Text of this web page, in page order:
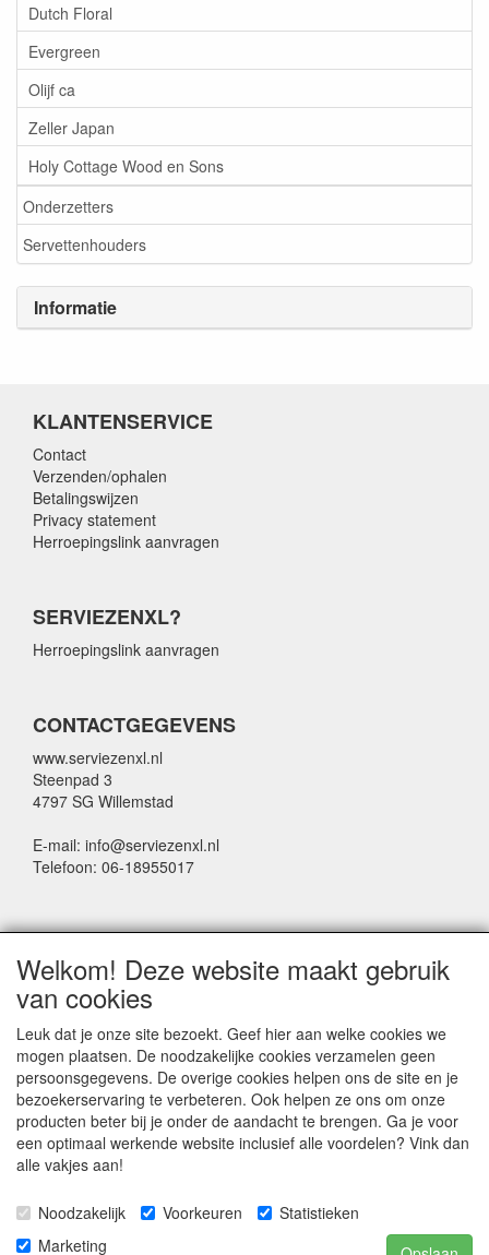
Dutch Floral
Evergreen
Olijf ca
Zeller Japan
Holy Cottage Wood en Sons
Onderzetters
Servettenhouders
Informatie
KLANTENSERVICE
Contact
Verzenden/ophalen
Betalingswijzen
Privacy statement
Herroepingslink aanvragen
SERVIEZENXL?
Herroepingslink aanvragen
CONTACTGEGEVENS
www.serviezenxl.nl
Steenpad 3
4797 SG Willemstad
E-mail: info@serviezenxl.nl
Telefoon: 06-18955017
Voornaam
Achternaam
E-mail
Welkom! Deze website maakt gebruik
van cookies
Leuk dat je onze site bezoekt. Geef hier aan welke cookies we
mogen plaatsen. De noodzakelijke cookies verzamelen geen
persoonsgegevens. De overige cookies helpen ons de site en je
bezoekerservaring te verbeteren. Ook helpen ze ons om onze
producten beter bij je onder de aandacht te brengen. Ga je voor
een optimaal werkende website inclusief alle voordelen? Vink dan
alle vakjes aan!
Noodzakelijk Voorkeuren
Statistieken
Marketing